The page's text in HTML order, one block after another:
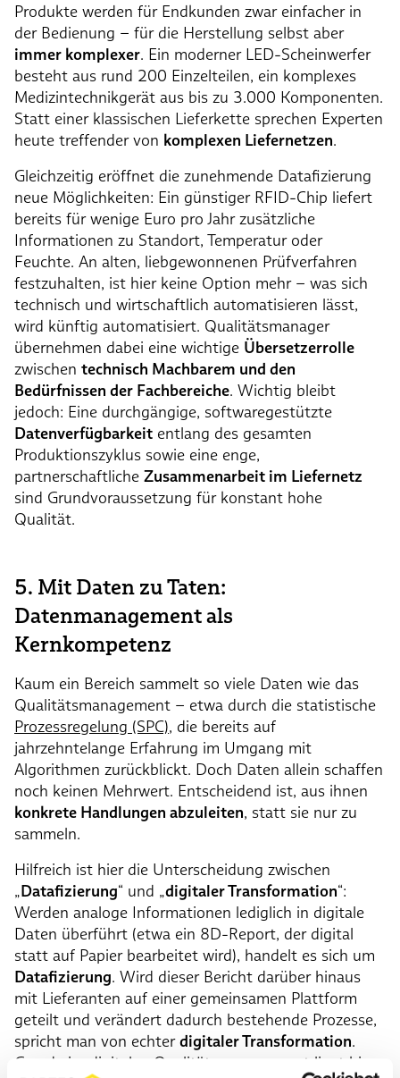
Produkte werden für Endkunden zwar einfacher in
der Bedienung – für die Herstellung selbst aber
immer komplexer. Ein moderner LED-Scheinwerfer
besteht aus rund 200 Einzelteilen, ein komplexes
Medizintechnikgerät aus bis zu 3.000 Komponenten.
Statt einer klassischen Lieferkette sprechen Experten
heute treffender von komplexen Liefernetzen.
Gleichzeitig eröffnet die zunehmende Datafizierung
neue Möglichkeiten: Ein günstiger RFID-Chip liefert
bereits für wenige Euro pro Jahr zusätzliche
Informationen zu Standort, Temperatur oder
Feuchte. An alten, liebgewonnenen Prüfverfahren
festzuhalten, ist hier keine Option mehr – was sich
technisch und wirtschaftlich automatisieren lässt,
wird künftig automatisiert. Qualitätsmanager
übernehmen dabei eine wichtige Übersetzerrolle
zwischen technisch Machbarem und den
Bedürfnissen der Fachbereiche. Wichtig bleibt
jedoch: Eine durchgängige, softwaregestützte
Datenverfügbarkeit entlang des gesamten
Produktionszyklus sowie eine enge,
partnerschaftliche Zusammenarbeit im Liefernetz
sind Grundvoraussetzung für konstant hohe
Qualität.
5. Mit Daten zu Taten:
Datenmanagement als
Kernkompetenz
Kaum ein Bereich sammelt so viele Daten wie das
Qualitätsmanagement – etwa durch die statistische
Prozessregelung (SPC), die bereits auf
jahrzehntelange Erfahrung im Umgang mit
Algorithmen zurückblickt. Doch Daten allein schaffen
noch keinen Mehrwert. Entscheidend ist, aus ihnen
konkrete Handlungen abzuleiten, statt sie nur zu
sammeln.
Hilfreich ist hier die Unterscheidung zwischen
„Datafizierung“ und „digitaler Transformation“:
Werden analoge Informationen lediglich in digitale
Daten überführt (etwa ein 8D-Report, der digital
statt auf Papier bearbeitet wird), handelt es sich um
Datafizierung. Wird dieser Bericht darüber hinaus
mit Lieferanten auf einer gemeinsamen Plattform
geteilt und verändert dadurch bestehende Prozesse,
spricht man von echterdigitaler Transformation.
Gerade im digitalen Qualitätsmanagement liegt hier